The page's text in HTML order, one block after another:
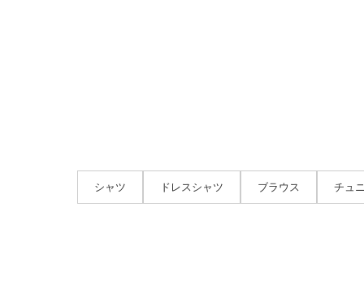
シャツ ドレスシャツ ブラウス チュ